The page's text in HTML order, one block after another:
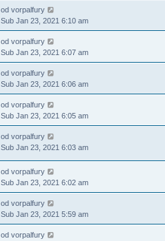
od vorpalfury
Sub Jan 23, 2021 6:10 am
od vorpalfury
Sub Jan 23, 2021 6:07 am
od vorpalfury
Sub Jan 23, 2021 6:06 am
od vorpalfury
Sub Jan 23, 2021 6:05 am
od vorpalfury
Sub Jan 23, 2021 6:03 am
od vorpalfury
Sub Jan 23, 2021 6:02 am
od vorpalfury
Sub Jan 23, 2021 5:59 am
od vorpalfury